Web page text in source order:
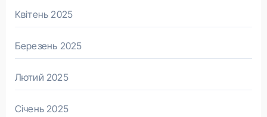
Квітень 2025
Березень 2025
Лютий 2025
Січень 2025